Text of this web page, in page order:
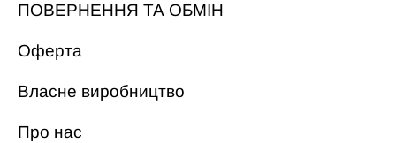
ПОВЕРНЕННЯ ТА ОБМІН
Оферта
Власне виробництво
Про нас